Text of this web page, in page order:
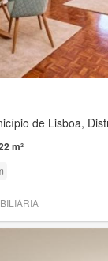
de Lisboa,
m²